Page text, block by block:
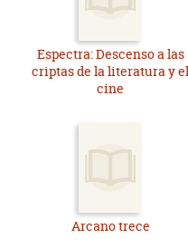
Espectra: Descenso a las
criptas de la literatura y el
cine
Arcano trece